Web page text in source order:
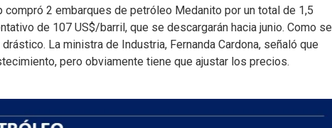
2 embarques de petróleo Medanito por un total de 1,5
de 107 US$/barril, que se descargarán hacia junio. Como se
La ministra de Industria, Fernanda Cardona, señaló que
pero obviamente tiene que ajustar los precios.